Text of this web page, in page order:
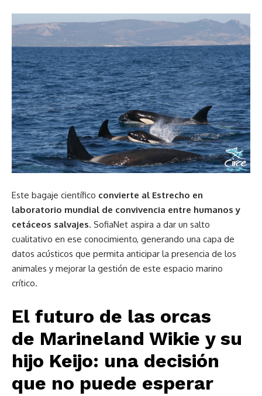
Este bagaje científico convierte al Estrecho en
laboratorio mundial de convivencia entre humanos y
cetáceos salvajes. SofiaNet aspira a dar un salto
cualitativo en ese conocimiento, generando una capa de
datos acústicos que permita anticipar la presencia de los
animales y mejorar la gestión de este espacio marino
crítico.
El futuro de las orcas
de Marineland Wikie y su
hijo Keijo: una decisión
que no puede esperar